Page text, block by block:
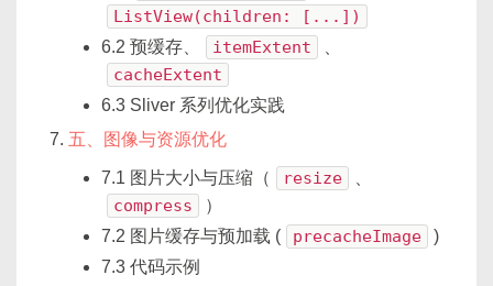
ListView(children: [...])
6.2 预缓存、 itemExtent
cacheExtent
6.3 Sliver 系列优化实践
五、图像与资源优化
7.1 图片大小与压缩（ resize
compress
）
7.2 图片缓存与预加载 (
precacheImage
)
7.3 代码示例